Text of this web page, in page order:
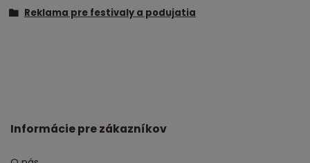
Reklama pre festivaly a podujatia
Informácie pre zákazníkov